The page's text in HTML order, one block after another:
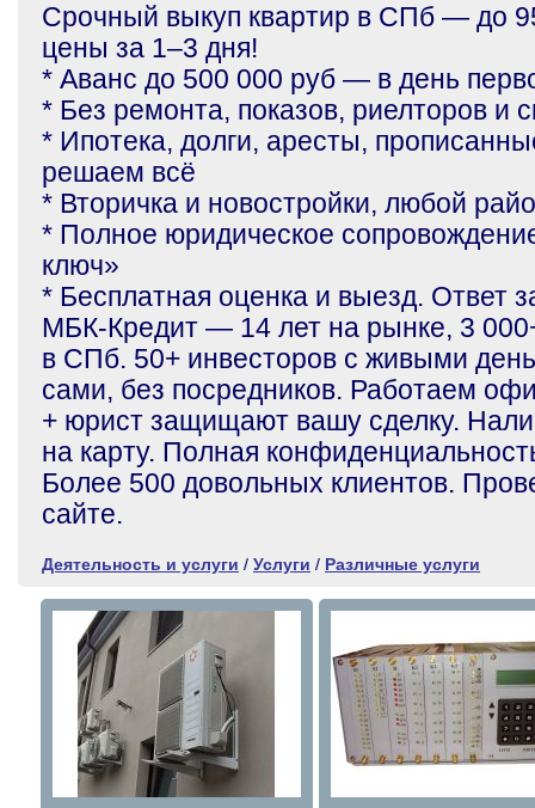
Срочный выкуп квартир в СПб — до
цены за 1–3 дня!
* Аванс до 500 000 руб — в день
* Без ремонта, показов, риелторов и
* Ипотека, долги, аресты,
решаем всё
* Вторичка и новостройки, любой
* Полное юридическое
ключ»
* Бесплатная оценка и выезд. Ответ
МБК-Кредит — 14 лет на рынке, 3
в СПб. 50+ инвесторов с живыми
сами, без посредников. Работаем
+ юрист защищают вашу сделку.
на карту. Полная
Более 500 довольных клиентов.
сайте.
Деятельность и услуги / Услуги / Различные услуги